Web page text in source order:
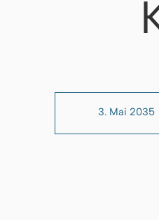
3. Mai 2035